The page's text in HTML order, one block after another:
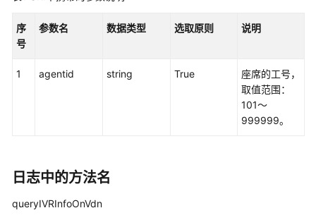
置
口
座
操
序
号
参数名 数据类型 选取原则 说明
1 agentid string True
座席的工号，
取值范围：
101～
999999。
日志中的方法名
queryIVRInfoOnVdn